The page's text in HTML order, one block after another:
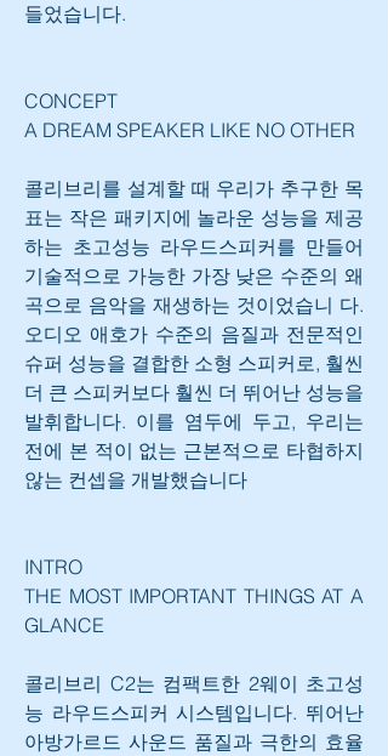
들었습니다.
CONCEPT
A DREAM SPEAKER LIKE NO OTHER
콜리브리를 설계할 때 우리가 추구한 목
표는 작은 패키지에 놀라운 성능을 제공
하는 초고성능 라우드스피커를 만들어
기술적으로 가능한 가장 낮은 수준의 왜
곡으로 음악을 재생하는 것이었습니 다.
오디오 애호가 수준의 음질과 전문적인
슈퍼 성능을 결합한 소형 스피커로, 훨씬
더 큰 스피커보다 훨씬 더 뛰어난 성능을
발휘합니다. 이를 염두에 두고, 우리는
전에 본 적이 없는 근본적으로 타협하지
않는 컨셉을 개발했습니다
INTRO
THE MOST IMPORTANT THINGS AT A
GLANCE
콜리브리 C2는 컴팩트한 2웨이 초고성
능 라우드스피커 시스템입니다. 뛰어난
아방가르드 사운드 품질과 극한의 효율